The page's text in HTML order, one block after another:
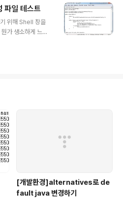
를 실행한
받은 key.pem 파
Conversions >
일 테스트
위해 Shell 창을
가 생소하게 느껴
스 파일들을 컴파
파일을 하는 과정
다 할지라도 실행
는 오류를 발견할
build.xml 파일을
되어 있다는 것을
[개발환경]alternatives로 de
fault java 변경하기